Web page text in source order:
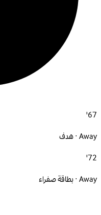
67'
Away · هدف
72'
Away · بطاقة صفراء